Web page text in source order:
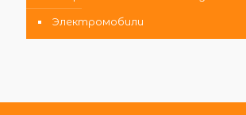
Электромобили